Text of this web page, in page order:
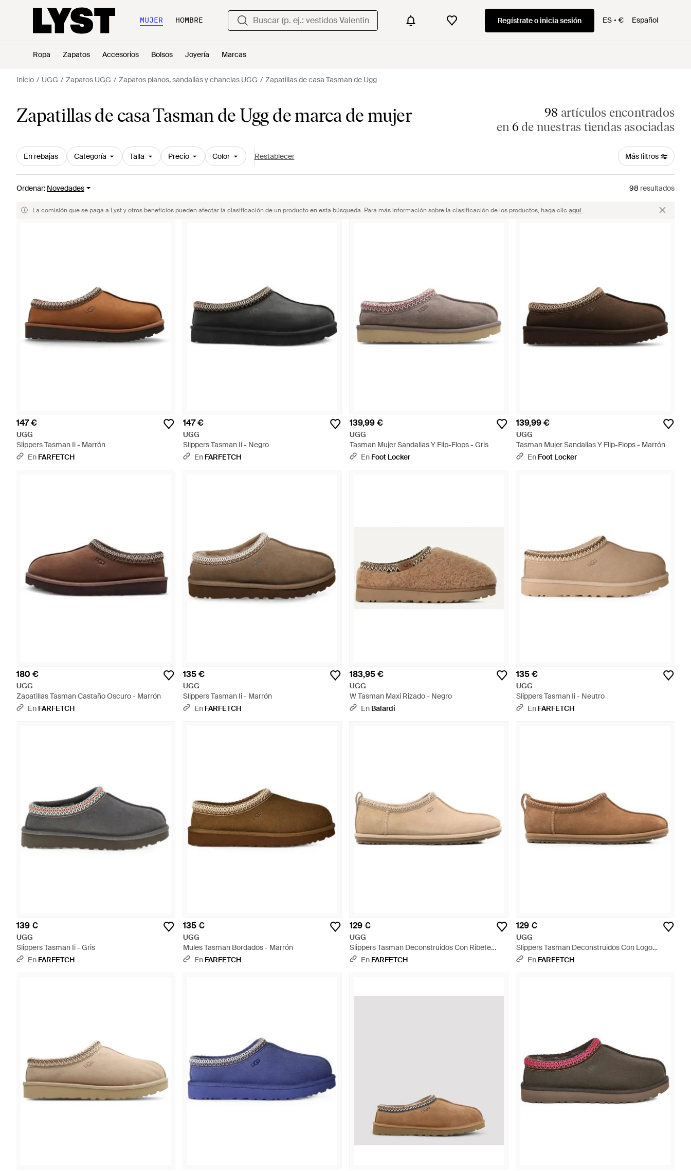
MUJER HOMBRE Regístrate o inicia sesión ES € Español
Ropa Zapatos Accesorios Bolsos Joyería Marcas
Inicio UGG Zapatos UGG Zapatos planos, sandalias y chanclas UGG Zapatillas de casa Tasman de Ugg
Zapatillas de casa Tasman de Ugg de marca de mujer 98 artículos encontrados
en 6 de nuestras tiendas asociadas
En rebajas Categoría Talla Precio Color Restablecer Más filtros
Ordenar: Novedades 98 resultados
La comisión que se paga a Lyst y otros beneficios pueden afectar la clasificación de un producto en esta búsqueda. Para más información sobre la clasificación de los productos, haga clic aquí.
147 €
UGG
Slippers Tasman Ii - Marrón
En FARFETCH
147 €
UGG
Slippers Tasman Ii - Negro
En FARFETCH
139,99 €
UGG
Tasman Mujer Sandalias Y Flip-Flops - Gris
En Foot Locker
139,99 €
UGG
Tasman Mujer Sandalias Y Flip-Flops - Marrón
En Foot Locker
180 €
UGG
Zapatillas Tasman Castaño Oscuro - Marrón
En FARFETCH
135 €
UGG
Slippers Tasman Ii - Marrón
En FARFETCH
183,95 €
UGG
W Tasman Maxi Rizado - Negro
En Balardi
135 €
UGG
Slippers Tasman Ii - Neutro
En FARFETCH
139 €
UGG
Slippers Tasman Ii - Gris
En FARFETCH
135 €
UGG
Mules Tasman Bordados - Marrón
En FARFETCH
129 €
UGG
Slippers Tasman Deconstruidos Con Ribete
Trenzado - Blanco
En FARFETCH
129 €
UGG
Slippers Tasman Deconstruidos Con Logo
Bordado - Marrón
En FARFETCH